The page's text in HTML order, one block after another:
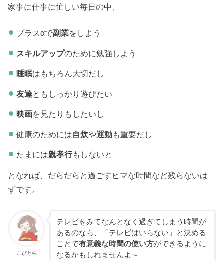
家事に仕事に忙しい毎日の中、
プラスαで副業をしよう
スキルアップのために勉強しよう
睡眠はもちろん大切だし
友達 ともしっかり遊びたい
映画を見たりもしたいし
健康のためには自炊や運動も重要だし
たまには親孝行もしないと
となれば、だらだらと過ごすヒマな時間など残らないは
ずです。
こびと株
テレビをみてなんとなく過ぎてしまう時間が
あるのなら、「テレビはいらない」と決める
ことで有意義な時間の使い方ができるように
なるかもしれませんよ～